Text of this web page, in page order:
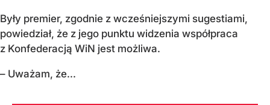
Były premier, zgodnie z wcześniejszymi sugestiami,
powiedział, że z jego punktu widzenia współpraca
z Konfederacją WiN jest możliwa.
– Uważam, że...